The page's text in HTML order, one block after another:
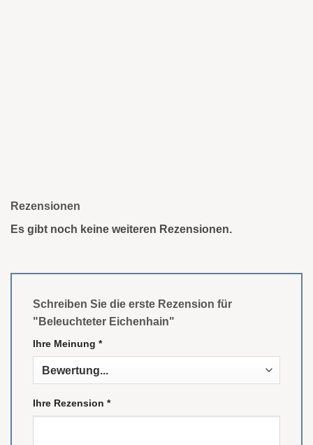
Rezensionen
Es gibt noch keine weiteren Rezensionen.
Schreiben Sie die erste Rezension für
"Beleuchteter Eichenhain"
Ihre Meinung *
Ihre Rezension *